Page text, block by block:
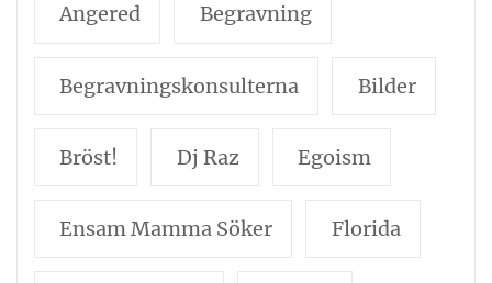
Angered Begravning
Begravningskonsulterna Bilder
Bröst! Dj Raz Egoism
Ensam Mamma Söker Florida